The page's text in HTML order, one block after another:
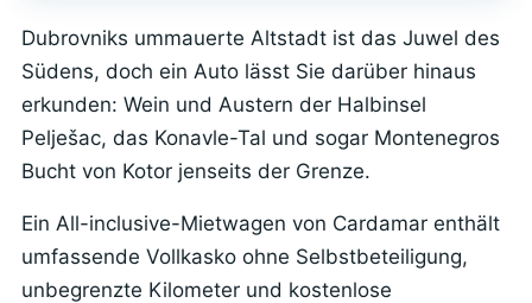
Dubrovniks ummauerte Altstadt ist das Juwel des
Südens, doch ein Auto lässt Sie darüber hinaus
erkunden: Wein und Austern der Halbinsel
Pelješac, das Konavle-Tal und sogar Montenegros
Bucht von Kotor jenseits der Grenze.
Ein All-inclusive-Mietwagen von Cardamar enthält
umfassende Vollkasko ohne Selbstbeteiligung,
unbegrenzte Kilometer und kostenlose